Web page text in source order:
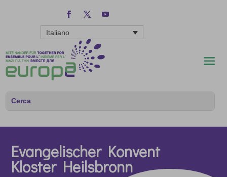
Italiano
Evangelischer Konvent
Kloster Heilsbronn